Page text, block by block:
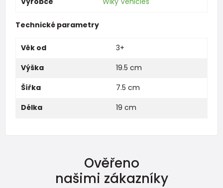
Technické parametry
Věk od
3+
Výška
19.5 cm
Šířka
7.5 cm
Délka
19 cm
Ověřeno
našimi zákazníky